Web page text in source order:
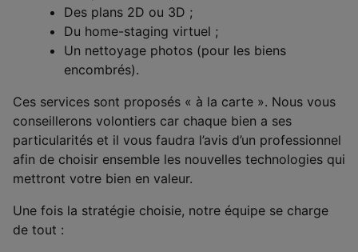
Des plans 2D ou 3D ;
Du home-staging virtuel ;
Un nettoyage photos (pour les biens
encombrés).
Ces services sont proposés « à la carte ». Nous vous
conseillerons volontiers car chaque bien a ses
particularités et il vous faudra l’avis d’un professionnel
afin de choisir ensemble les nouvelles technologies qui
mettront votre bien en valeur.
Une fois la stratégie choisie, notre équipe se charge
de tout :